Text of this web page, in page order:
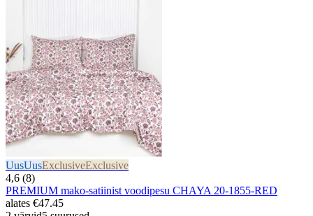
UusUusExclusiveExclusive
4,6 (8)
PREMIUM mako-satiinist voodipesu CHAYA 20-1855-RED
alates €47.45